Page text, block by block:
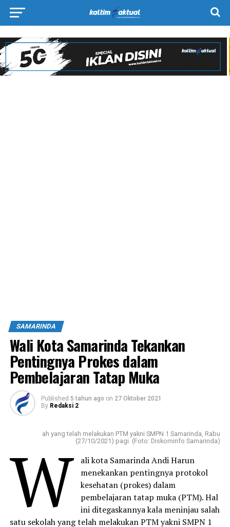
SAMARINDA
Wali Kota Samarinda Tekankan
Pentingnya Prokes dalam
Pembelajaran Tatap Muka
Published 5 tahun ago on 27 Oktober 2021
By Redaksi 2
ah yang telah melakukan PTM yakni SMPN 1 Samarinda, Rabu
(27/10/2021) pagi. (Foto: Diskominfo Samarinda)
W
ali kota Samarinda Andi Harun
menekankan pentingnya protokol
kesehatan (prokes) dalam
pembelajaran tatap muka (PTM). Hal
ini ditegaskannya kala meninjau salah
satu sekolah yang telah melakukan PTM yakni SMPN 1